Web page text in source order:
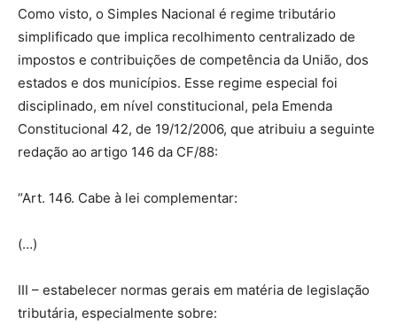
Como visto, o Simples Nacional é regime tributário
simplificado que implica recolhimento centralizado de
impostos e contribuições de competência da União, dos
estados e dos municípios. Esse regime especial foi
disciplinado, em nível constitucional, pela Emenda
Constitucional 42, de 19/12/2006, que atribuiu a seguinte
redação ao artigo 146 da CF/88:
“Art. 146. Cabe à lei complementar:
(…)
III – estabelecer normas gerais em matéria de legislação
tributária, especialmente sobre: